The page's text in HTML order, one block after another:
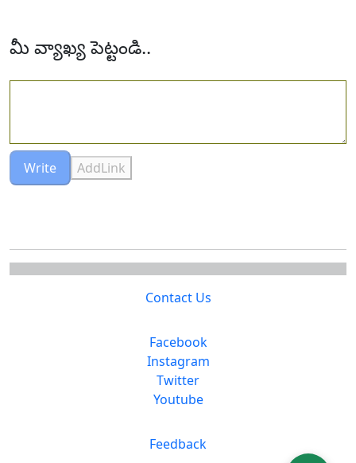
మీ వ్యాఖ్య పెట్టండి..
Write AddLink
Contact Us
Facebook
Instagram
Twitter
Youtube
Feedback